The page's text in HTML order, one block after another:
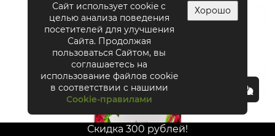
Сайт использует cookie с
целью анализа поведения
посетителей для улучшения
Сайта. Продолжая
пользоваться Сайтом, вы
соглашаетесь на
использование файлов cookie
в соответствии с нашими
Cookie-правилами
Хорошо
Скидка 300 рублей!